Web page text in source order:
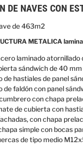
DE NAVES CON
de 463m2
METALICA
laminado
sándwich de 40
de hastiales de panel
de faldón con panel
con chapa
de cubierta con
con chapa
simple con bocas
de tipo medio